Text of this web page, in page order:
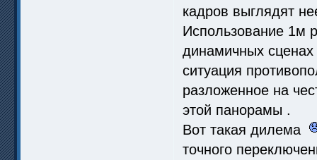
кадров выглядят
Использование 1м
динамичных
ситуация
разложенное на
этой панорамы .
Вот такая дилема
точного